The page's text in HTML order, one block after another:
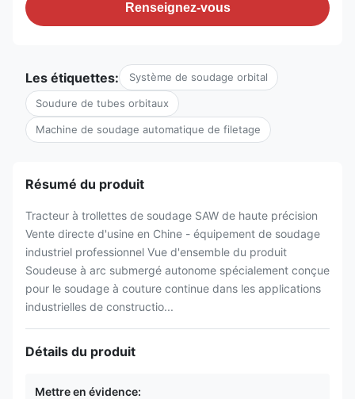
Renseignez-vous
Les étiquettes: Système de soudage orbital
Soudure de tubes orbitaux
Machine de soudage automatique de filetage
Résumé du produit
Tracteur à trollettes de soudage SAW de haute précision
Vente directe d'usine en Chine - équipement de soudage
industriel professionnel Vue d'ensemble du produit
Soudeuse à arc submergé autonome spécialement conçue
pour le soudage à couture continue dans les applications
industrielles de constructio...
Détails du produit
Mettre en évidence: